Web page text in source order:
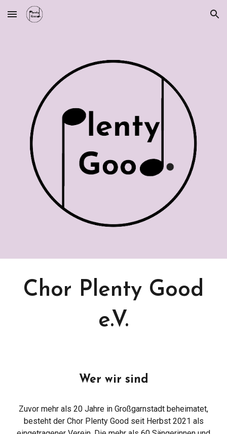
Skip to main content Skip to navigation
Chor Plenty Good
e.V.
Wer wir sind
Zuvor mehr als 20 Jahre in Großgarnstadt beheimatet,
besteht der Chor Plenty Good seit Herbst 2021 als